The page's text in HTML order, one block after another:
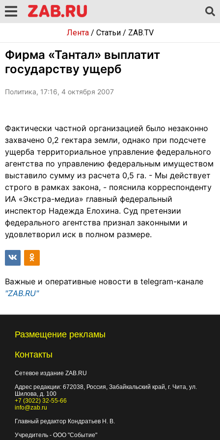
Лента/ Статьи/ ZAB.TV
Фирма «Тантал» выплатит
государству ущерб
Политика, 17:16, 4 октября 2007
Фактически частной организацией было незаконно
захвачено 0,2 гектара земли, однако при подсчете
ущерба территориальное управление федерального
агентства по управлению федеральным имуществом
выставило сумму из расчета 0,5 га. - Мы действует
строго в рамках закона, - пояснила корреспонденту
ИА «Экстра-медиа» главный федеральный
инспектор Надежда Елохина. Суд претензии
федерального агентства признал законными и
удовлетворил иск в полном размере.
Важные и оперативные новости в telegram-канале
"ZAB.RU"
Размещение рекламы
Контакты
Сетевое издание ZAB.RU
Адрес редакции: 672038, Россия, Забайкальский край, г. Чита, ул.
Шилова, д. 100
+7 (3022) 32-55-66
info@zab.ru
Главный редактор Кондратьев Н. В.
Учредитель - ООО "Событие"